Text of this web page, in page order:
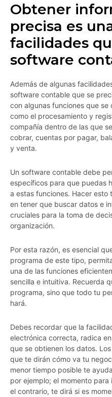
Obtener
precisa es
facilidades
software
Además de algunas
software contable que se
con algunas funciones que se
como el procesamiento y
compañía dentro de las que
cobrar, cuentas por pagar,
y venta.
Un software contable debe
específicos para que puedas
a estas funciones. Hacer
en tener que buscar datos e
cruciales para la toma de
organización.
Por esta razón, es esencial
programa de este tipo,
una de las funciones
sencilla e intuitiva. Recuerda
programa, sino que todo tu
hará.
Debes recordar que la
electrónica correcta, radica
que se obtienen los datos.
que te dirán cómo va tu
menor tiempo posible te
por ejemplo; el momento
el contrario, te dirá si es